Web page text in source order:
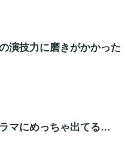
演技力に磨きがかかった
マにめっちゃ出てる…